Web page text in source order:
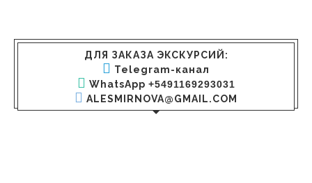
ДЛЯ ЗАКАЗА ЭКСКУРСИЙ:
Telegram-канал
WhatsApp +5491169293031
ALESMIRNOVA@GMAIL.COM